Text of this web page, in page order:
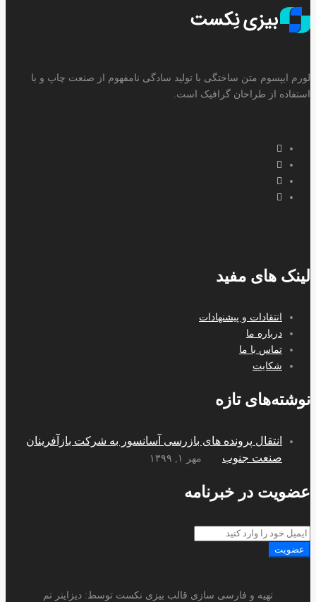
لورم ایپسوم متن ساختگی با تولید سادگی نامفهوم از صنعت چاپ و با
استفاده از طراحان گرافیک است.
لینک های مفید
انتقادات و پیشنهادات
درباره ما
تماس با ما
شکایت
نوشته‌های تازه
انتقال پرونده های بازرسی آسانسور به شرکت بازآفرینان
صنعت جنوب
مهر ۱, ۱۳۹۹
عضویت در خبرنامه
عضویت
تهیه و فارسی سازی قالب بیزی نکست توسط: دیزاینر تم